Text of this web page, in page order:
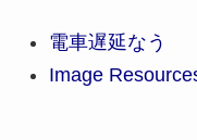
電車遅延なう
Image